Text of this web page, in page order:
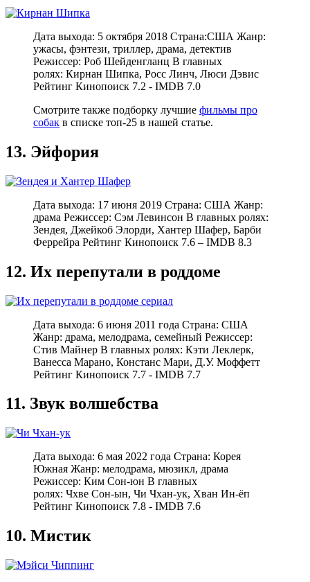
Дата выхода: 5 октября 2018 Страна:США Жанр:
ужасы, фэнтези, триллер, драма, детектив
Режиссер: Роб Шейденгланц В главных
ролях: Кирнан Шипка, Росс Линч, Люси Дэвис
Рейтинг Кинопоиск 7.2 - IMDB 7.0
Смотрите также подборку лучшие фильмы про
собак в списке топ-25 в нашей статье.
13. Эйфория
Дата выхода: 17 июня 2019 Страна: США Жанр:
драма Режиссер: Сэм Левинсон В главных ролях:
Зендея, Джейкоб Элорди, Хантер Шафер, Барби
Феррейра Рейтинг Кинопоиск 7.6 – IMDB 8.3
12. Их перепутали в роддоме
Дата выхода: 6 июня 2011 года Страна: США
Жанр: драма, мелодрама, семейный Режиссер:
Стив Майнер В главных ролях: Кэти Леклерк,
Ванесса Марано, Констанс Мари, Д.У. Моффетт
Рейтинг Кинопоиск 7.7 - IMDB 7.7
11. Звук волшебства
Дата выхода: 6 мая 2022 года Страна: Корея
Южная Жанр: мелодрама, мюзикл, драма
Режиссер: Ким Сон-юн В главных
ролях: Чхве Сон-ын, Чи Чхан-ук, Хван Ин-ёп
Рейтинг Кинопоиск 7.8 - IMDB 7.6
10. Мистик